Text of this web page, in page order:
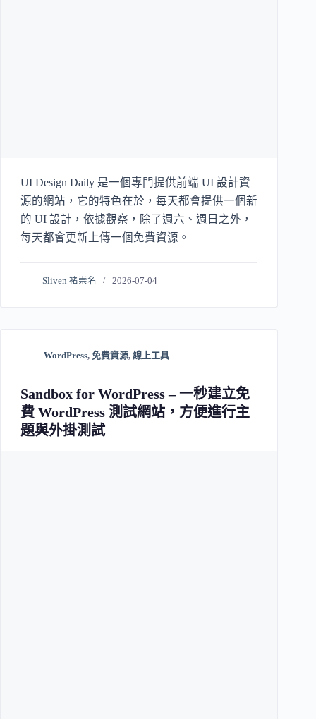
UI Design Daily 是一個專門提供前端 UI 設計資
源的網站，它的特色在於，每天都會提供一個新
的 UI 設計，依據觀察，除了週六、週日之外，
每天都會更新上傳一個免費資源。
Sliven 褚崇名 2026-07-04
WordPress, 免費資源, 線上工具
Sandbox for WordPress – 一秒建立免
費 WordPress 測試網站，方便進行主
題與外掛測試